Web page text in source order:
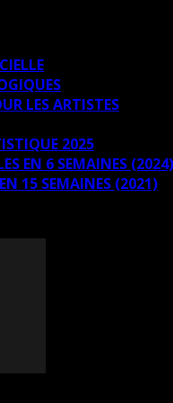
LES ARTISTES
2025
EN 6 SEMAINES (2024)
15 SEMAINES (2021)